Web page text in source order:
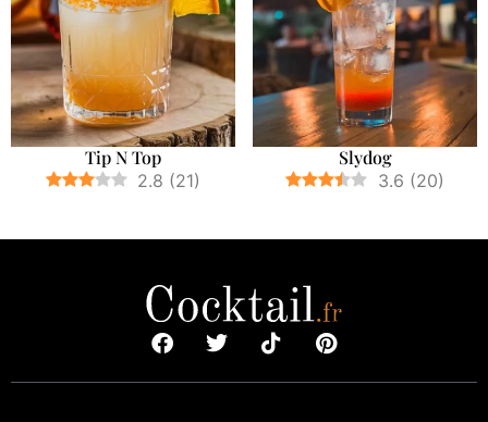
Tip N Top
2.8 (21)
Slydog
3.6 (20)